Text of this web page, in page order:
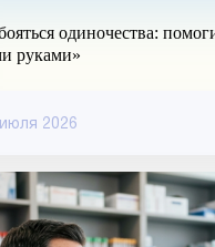
одиночества:
руками»
2026